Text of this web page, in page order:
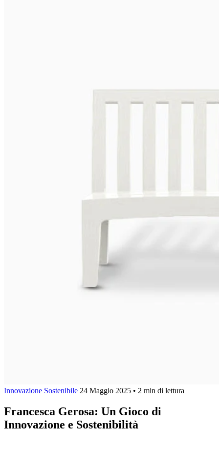
Innovazione Sostenibile 24 Maggio 2025 • 2 min di lettura
Francesca Gerosa: Un Gioco di
Innovazione e Sostenibilità